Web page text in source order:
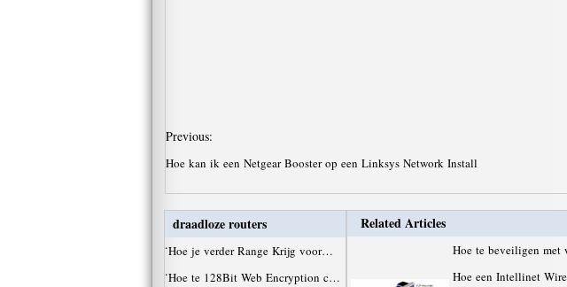
Previous:
Hoe kan ik een Netgear Booster op een Linksys Network Install
draadloze routers
·Hoe je verder Range Krijg voor…
·Hoe te 128Bit Web Encryption c…
Related Articles
Hoe te beveiligen
Hoe een Intellinet